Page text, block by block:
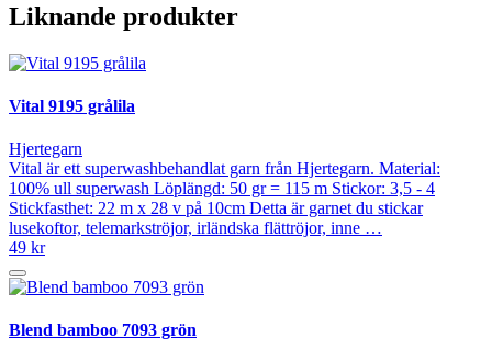
Liknande produkter
Vital 9195 grålila
Hjertegarn
Vital är ett superwashbehandlat garn från Hjertegarn. Material:
100% ull superwash Löplängd: 50 gr = 115 m Stickor: 3,5 - 4
Stickfasthet: 22 m x 28 v på 10cm Detta är garnet du stickar
lusekoftor, telemarkströjor, irländska flättröjor, inne …
49 kr
Blend bamboo 7093 grön